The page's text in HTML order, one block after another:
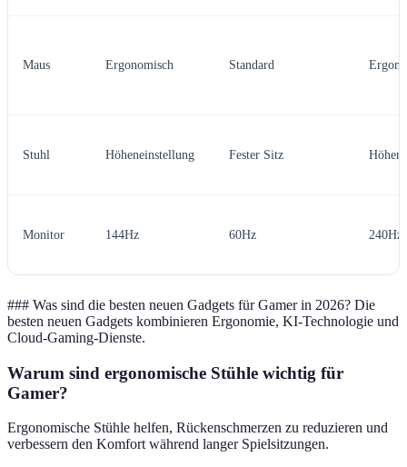
Maus Ergonomisch Standard
Stuhl Höheneinstellung Fester Sitz
Monitor 144Hz 60Hz 240Hz
### Was sind die besten neuen Gadgets für Gamer in 2026? Die
besten neuen Gadgets kombinieren Ergonomie, KI-Technologie und
Cloud-Gaming-Dienste.
Warum sind ergonomische Stühle wichtig für
Gamer?
Ergonomische Stühle helfen, Rückenschmerzen zu reduzieren und
verbessern den Komfort während langer Spielsitzungen.